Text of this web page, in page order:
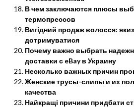
В чем заключаются плюсы
термопрессов
Вигідний продаж волосся:
дотримуватися
Почему важно выбрать
доставки с eBay в Украину
Несколько важных причин
Женские трусы-слипы и их
качества
Найкращі причини придбати